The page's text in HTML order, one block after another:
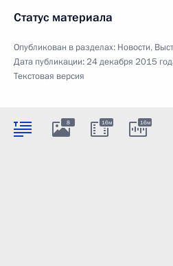
Статус материала
Опубликован в разделах: Новости,
Дата публикации:24 декабря 2015
Текстовая версия
8 16м 16м